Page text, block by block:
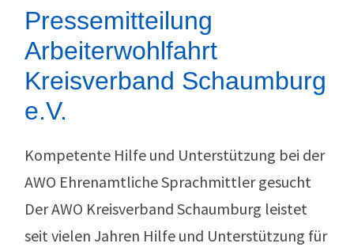
Pressemitteilung
Arbeiterwohlfahrt
Kreisverband Schaumburg
e.V.
Kompetente Hilfe und Unterstützung bei der
AWO Ehrenamtliche Sprachmittler gesucht
Der AWO Kreisverband Schaumburg leistet
seit vielen Jahren Hilfe und Unterstützung für